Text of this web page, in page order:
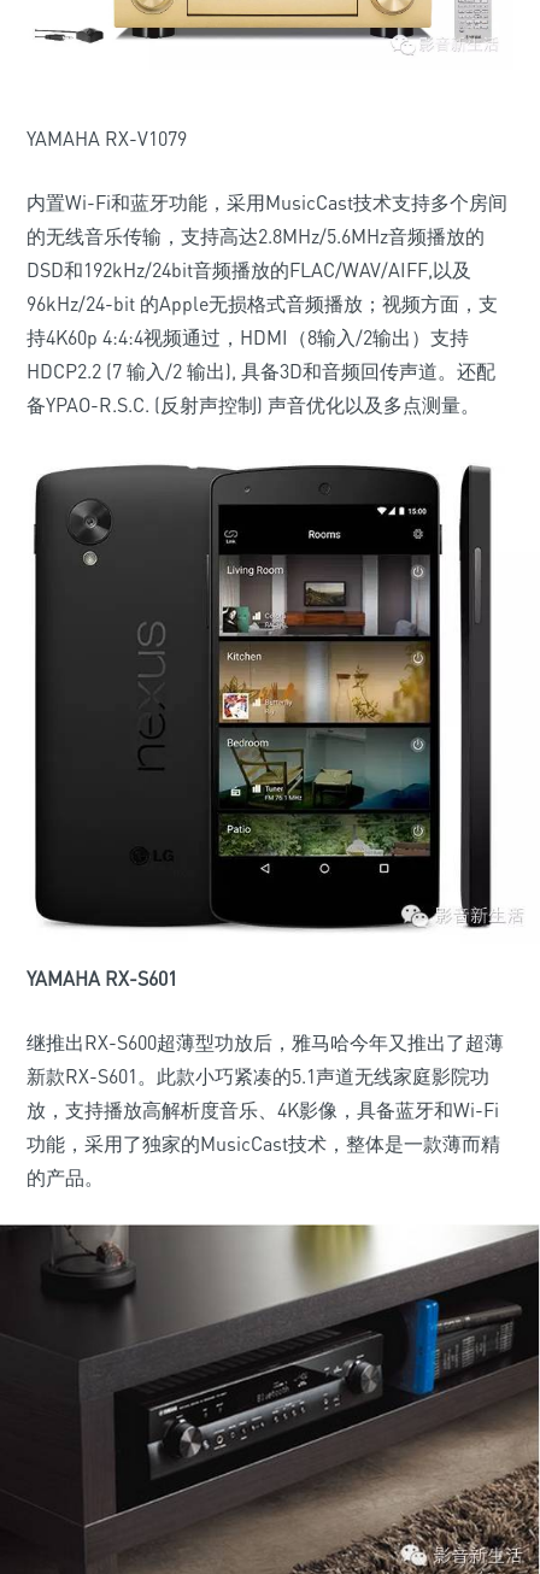
YAMAHA RX-V1079
内置Wi-Fi和蓝牙功能，采用MusicCast技术支持多个房间
的无线音乐传输，支持高达2.8MHz/5.6MHz音频播放的
DSD和192kHz/24bit音频播放的FLAC/WAV/AIFF,以及
96kHz/24-bit 的Apple无损格式音频播放；视频方面，支
持4K60p 4:4:4视频通过，HDMI（8输入/2输出）支持
HDCP2.2 (7 输入/2 输出), 具备3D和音频回传声道。还配
备YPAO-R.S.C. (反射声控制) 声音优化以及多点测量。
YAMAHA RX-S601
继推出RX-S600超薄型功放后，雅马哈今年又推出了超薄
新款RX-S601。此款小巧紧凑的5.1声道无线家庭影院功
放，支持播放高解析度音乐、4K影像，具备蓝牙和Wi-Fi
功能，采用了独家的MusicCast技术，整体是一款薄而精
的产品。